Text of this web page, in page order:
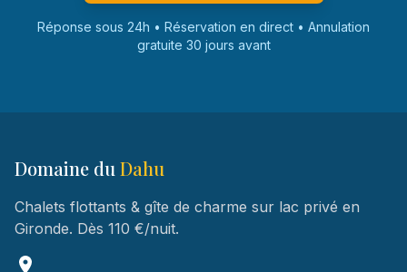
Réponse sous 24h • Réservation en direct • Annulation
gratuite 30 jours avant
Domaine du Dahu
Chalets flottants & gîte de charme sur lac privé en
Gironde. Dès 110 €/nuit.